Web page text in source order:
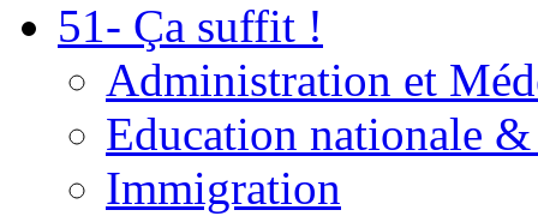
51- Ça suffit !
Administration et
Education nationale
Immigration